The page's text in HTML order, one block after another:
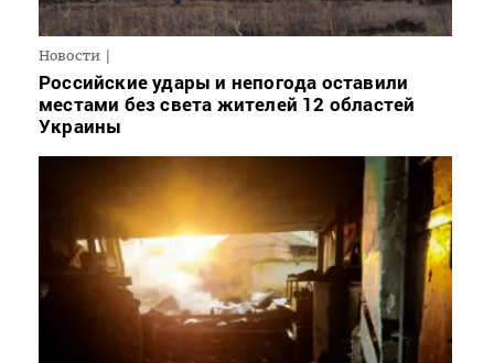
Новости
Российские удары и непогода оставили
местами без света жителей 12 областей
Украины